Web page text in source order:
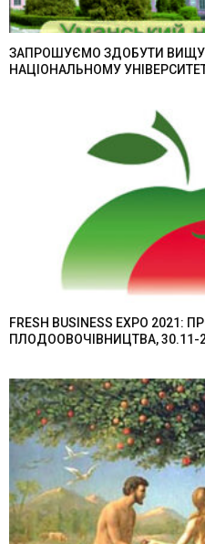
ЗАПРОШУЄМО ЗДОБУТИ ВИЩУ
НАЦІОНАЛЬНОМУ
FRESH BUSINESS EXPO 2021:
ПЛОДООВОЧІВНИЦТВА, 30.11-